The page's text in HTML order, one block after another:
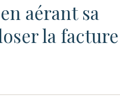
aérant sa
la facture